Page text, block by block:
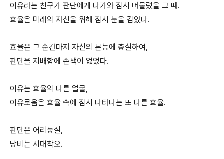
여유라는 친구가 판단에게 다가와 잠시 머물렀을 그 때.
효율은 미래의 자신을 위해 잠시 눈을 감았다.
효율은 그 순간마저 자신의 본능에 충실하여,
판단을 지배함에 손색이 없었다.
여유는 효율의 다른 얼굴,
여유로움은 효율 속에 잠시 나타나는 또 다른 효율.
판단은 어리둥절,
낭비는 시대착오.